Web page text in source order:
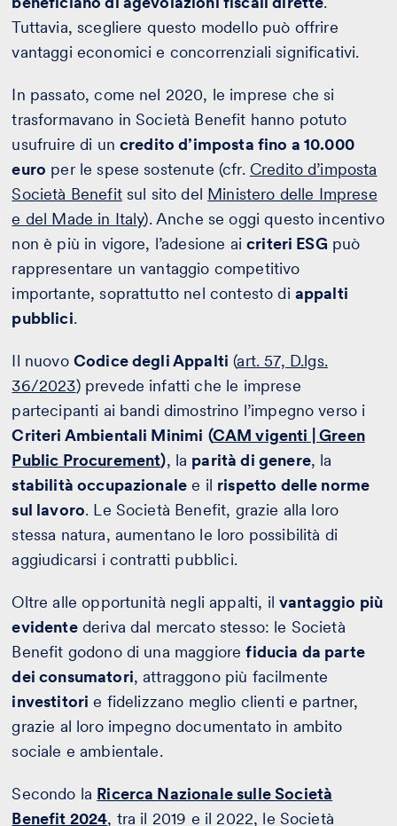
Tuttavia, scegliere questo modello può offrire
vantaggi economici e concorrenziali significativi.
In passato, come nel 2020, le imprese che si
trasformavano in Società Benefit hanno potuto
usufruire di un credito d’imposta fino a 10.000
euro per le spese sostenute (cfr. Credito d’imposta
Società Benefitsul sito del Ministero delle Imprese
e del Made in Italy). Anche se oggi questo incentivo
non è più in vigore, l’adesione aicriteri ESG può
rappresentare un vantaggio competitivo
importante, soprattutto nel contesto di appalti
pubblici.
Il nuovo Codice degli Appalti (art. 57, D.lgs.
36/2023) prevede infatti che le imprese
partecipanti ai bandi dimostrino l’impegno verso i
Criteri Ambientali Minimi (CAM vigenti | Green
Public Procurement), la parità di genere, la
stabilità occupazionale e il rispetto delle norme
sul lavoro. Le Società Benefit, grazie alla loro
stessa natura, aumentano le loro possibilità di
aggiudicarsi i contratti pubblici.
Oltre alle opportunità negli appalti, il vantaggio più
evidentederiva dal mercato stesso: le Società
Benefit godono di una maggiorefiducia da parte
dei consumatori, attraggono più facilmente
investitori e fidelizzano meglio clienti e partner,
grazie al loro impegno documentato in ambito
sociale e ambientale.
Secondo la Ricerca Nazionale sulle Società
Benefit 2024, tra il 2019 e il 2022, le Società